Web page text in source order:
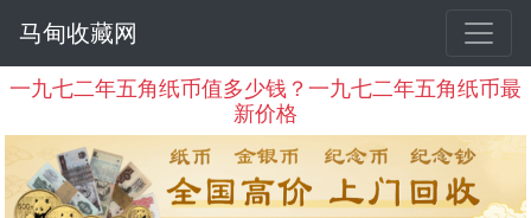
马甸收藏网
一九七二年五角纸币值多少钱？一九七二年五角纸币最
新价格